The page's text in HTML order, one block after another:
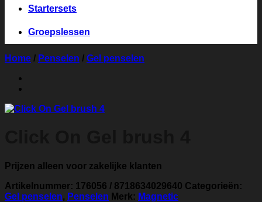
Startersets
Groepslessen
Home / Penselen / Gel penselen
Prijzen alleen voor zakelijke klanten
Artikelnummer: 176056 / 8718634029640 Categorieën:
Gel penselen, Penselen Merk: Magnetic